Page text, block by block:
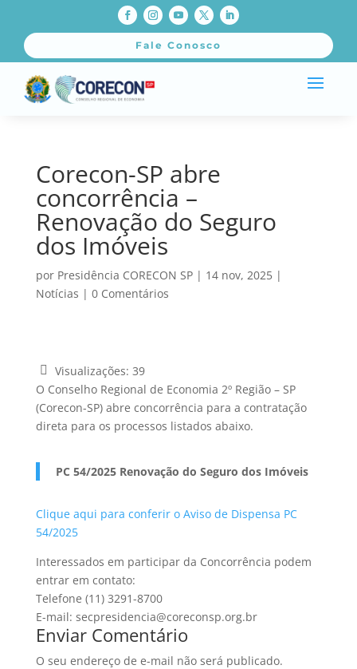
Fale Conosco
Corecon-SP abre
concorrência –
Renovação do Seguro
dos Imóveis
por Presidência CORECON SP| 14 nov, 2025|
Notícias | 0 Comentários
Visualizações: 39
O Conselho Regional de Economia 2º Região – SP
(Corecon-SP) abre concorrência para a contratação
direta para os processos listados abaixo.
PC 54/2025 Renovação do Seguro dos Imóveis
Clique aqui para conferir o Aviso de Dispensa PC
54/2025
Interessados em participar da Concorrência podem
entrar em contato:
Telefone (11) 3291-8700
E-mail: secpresidencia@coreconsp.org.br
Enviar Comentário
O seu endereço de e-mail não será publicado.